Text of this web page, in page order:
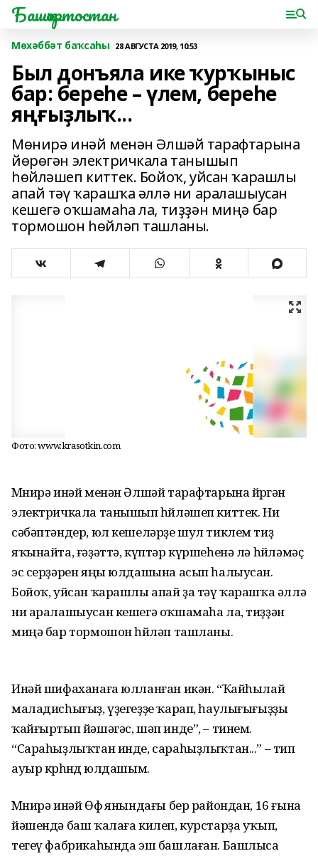
Башҡортостан
Мөхәббәт баҡсаһы 28 АВГУСТА 2019, 10:53
Был донъяла ике ҡурҡыныс
бар: береһе – үлем, береһе
яңғыҙлыҡ...
Мөнирә инәй менән Әлшәй тарафтарына
йөрөгән электричкала танышып
һөйләшеп киттек. Бойоҡ, уйсан ҡарашлы
апай тәү ҡарашҡа әллә ни аралашыусан
кешегә оҡшамаһа ла, тиҙҙән миңә бар
тормошон һөйләп ташланы.
Фото: www.krasotkin.com
Мөнирә инәй менән Әлшәй тарафтарына йөрөгән
электричкала танышып һөйләшеп киттек. Ни
сәбәптәндер, юл кешеләрҙе шул тиклем тиҙ
яҡынайта, ғәҙәттә, күптәр күршеһенә лә һөйләмәҫ
эс серҙәрен яңы юлдашына асып һалыусан.
Бойоҡ, уйсан ҡарашлы апай ҙа тәү ҡарашҡа әллә
ни аралашыусан кешегә оҡшамаһа ла, тиҙҙән
миңә бар тормошон һөйләп ташланы.
Инәй шифаханаға юлланған икән. “Ҡайһылай
маладисһығыҙ, үҙегеҙҙе ҡарап, һаулығығыҙҙы
ҡайғыртып йәшәгәс, шәп инде”, – тинем.
“Сараһыҙлыҡтан инде, сараһыҙлыҡтан...” – тип
ауыр көрһөндө юлдашым.
Мөнирә инәй Өфө янындағы бер райондан, 16 ғына
йәшендә баш ҡалаға килеп, курстарҙа уҡып,
тегеү фабрикаһында эш башлаған. Башлыса